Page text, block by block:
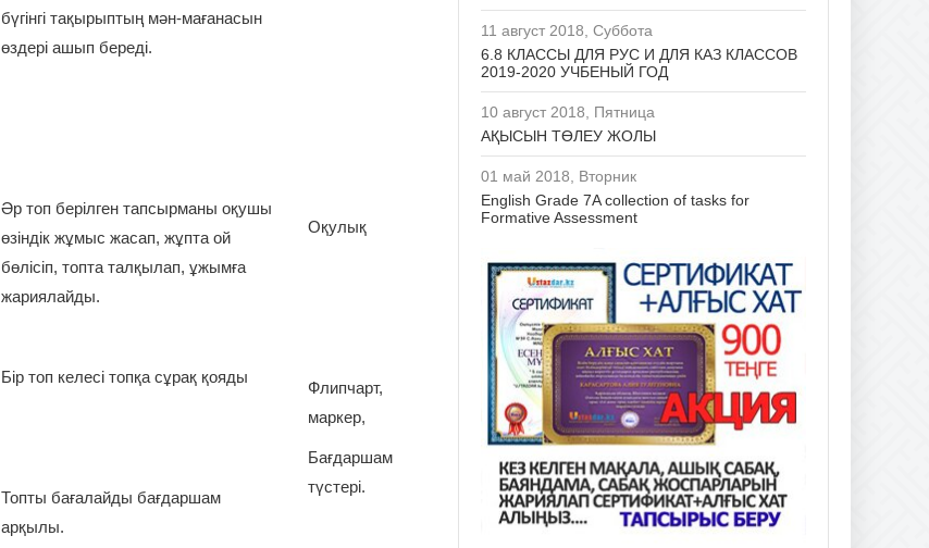
бүгінгі тақырыптың мән-мағанасын
өздері ашып береді.
Әр топ берілген тапсырманы оқушы
өзіндік жұмыс жасап, жұпта ой
бөлісіп, топта талқылап, ұжымға
жариялайды.
Бір топ келесі топқа сұрақ қояды
Топты бағалайды бағдаршам
арқылы.
Оқулық
Флипчарт,
маркер,
Бағдаршам
түстері.
11 август 2018, Суббота
6.8 КЛАССЫ ДЛЯ РУС И ДЛЯ КАЗ КЛАССОВ
2019-2020 УЧБЕНЫЙ ГОД
10 август 2018, Пятница
АҚЫСЫН ТӨЛЕУ ЖОЛЫ
01 май 2018, Вторник
English Grade 7A collection of tasks for
Formative Assessment